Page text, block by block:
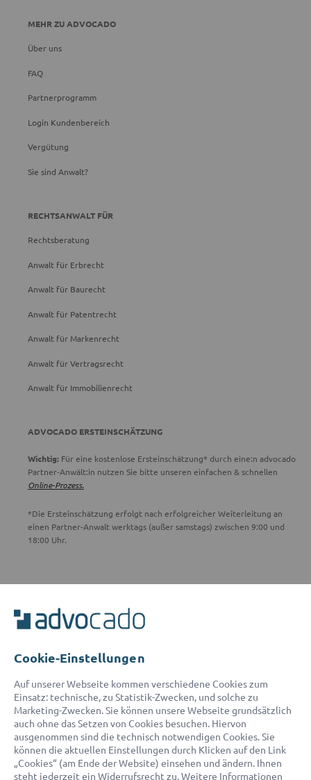
MEHR ZU ADVOCADO
Über uns
FAQ
Partnerprogramm
Login Kundenbereich
Vergütung
Sie sind Anwalt?
RECHTSANWALT FÜR
Rechtsberatung
Anwalt für Erbrecht
Anwalt für Baurecht
Anwalt für Patentrecht
Anwalt für Markenrecht
Anwalt für Vertragsrecht
Anwalt für Immobilienrecht
ADVOCADO ERSTEINSCHÄTZUNG
Wichtig: Für eine kostenlose Ersteinschätzung* durch eine:n advocado
Partner-Anwält:in nutzen Sie bitte unseren einfachen & schnellen
Online-Prozess.
*Die Ersteinschätzung erfolgt nach erfolgreicher Weiterleitung an
einen Partner-Anwalt werktags (außer samstags) zwischen 9:00 und
18:00 Uhr.
Unser Serviceteam ist von 8:00 bis 17:00 Uhr für Sie erreichbar.
E-Mail:
service@advocado.com
© 2026 advocado - einfach online den passenden Rechtsanwalt finden
Cookie-Einstellungen
Auf unserer Webseite kommen verschiedene Cookies zum
Einsatz: technische, zu Statistik-Zwecken, und solche zu
Marketing-Zwecken. Sie können unsere Webseite grundsätzlich
auch ohne das Setzen von Cookies besuchen. Hiervon
ausgenommen sind die technisch notwendigen Cookies. Sie
können die aktuellen Einstellungen durch Klicken auf den Link
„Cookies“ (am Ende der Website) einsehen und ändern. Ihnen
steht jederzeit ein Widerrufsrecht zu. Weitere Informationen